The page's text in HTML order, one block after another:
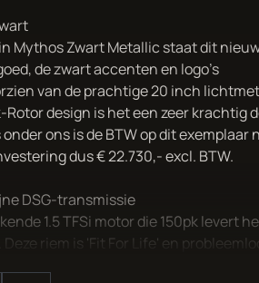
Mythos Zwart Metallic staat dit
de zwart accenten en logo's
van de prachtige 20 inch
design is het een zeer krachtig
ons is de BTW ​op dit exemplaar
dus ​€ 22.730,- excl. BTW.
DSG-transmissie
1.5 TFSi motor die 150pk levert
riem is 'Fit For Life' en